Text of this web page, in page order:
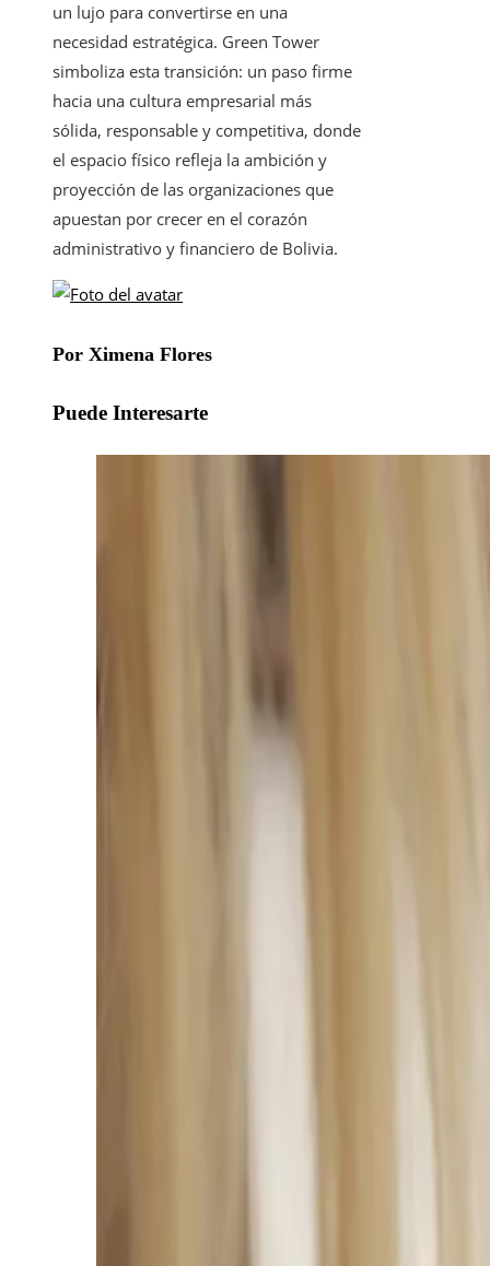
un lujo para convertirse en una
necesidad estratégica. Green Tower
simboliza esta transición: un paso firme
hacia una cultura empresarial más
sólida, responsable y competitiva, donde
el espacio físico refleja la ambición y
proyección de las organizaciones que
apuestan por crecer en el corazón
administrativo y financiero de Bolivia.
Por Ximena Flores
Puede Interesarte